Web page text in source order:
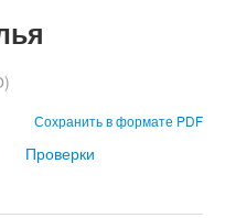
Сохранить в формате PDF
Проверки